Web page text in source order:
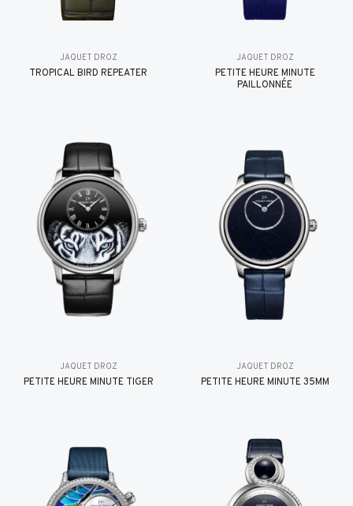
JAQUET DROZ
TROPICAL BIRD REPEATER
JAQUET DROZ
PETITE HEURE MINUTE
PAILLONNÉE
JAQUET DROZ
PETITE HEURE MINUTE TIGER
JAQUET DROZ
PETITE HEURE MINUTE 35MM